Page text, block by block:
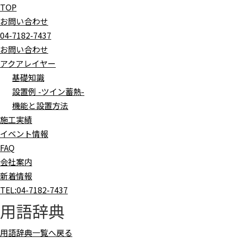
TOP
お問い合わせ
04-7182-7437
お問い合わせ
アクアレイヤー
基礎知識
設置例 -ツイン蓄熱-
機能と設置方法
施工実績
イベント情報
FAQ
会社案内
新着情報
TEL:04-7182-7437
用語辞典
用語辞典一覧へ戻る